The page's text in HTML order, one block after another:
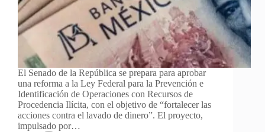
El Senado de la República se prepara para aprobar
una reforma a la Ley Federal para la Prevención e
Identificación de Operaciones con Recursos de
Procedencia Ilícita, con el objetivo de “fortalecer las
acciones contra el lavado de dinero”. El proyecto,
impulsado por…